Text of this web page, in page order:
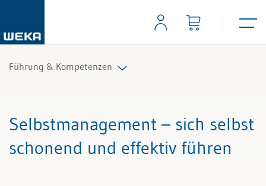
Führung & Kompetenzen
Selbstmanagement
Selbstmanagement – sich selbst
schonend und effektiv führen